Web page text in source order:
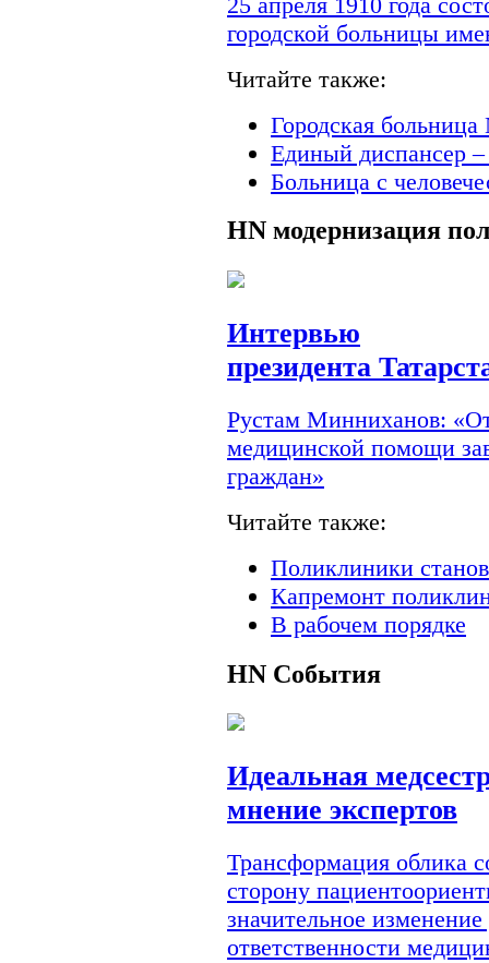
городской больницы
Читайте также:
Городская
Единый диспансер
Больница с
HN модернизация
Интервью
президента
Рустам Минниханов:
медицинской помощи
граждан»
Читайте также:
Поликлиники
Капремонт
В рабочем порядке
HN События
Идеальная
мнение экспертов
Трансформация облика
сторону
значительное
ответственности